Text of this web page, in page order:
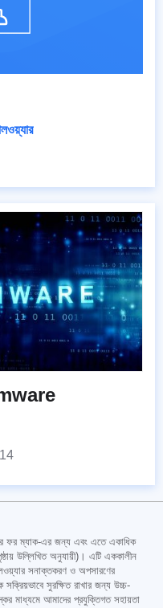
ফর ম্যাক-এর জন্য এবং এতে একাধিক
উল্লিখিত অনুযায়ী)। এটি এককালীন
সনাক্তকরণ ও অপসারণের
সক্রিয়ভাবে সুরক্ষিত রাখার জন্য উচ্চ-
মাধ্যমে আমাদের প্রযুক্তিগত সহায়তা